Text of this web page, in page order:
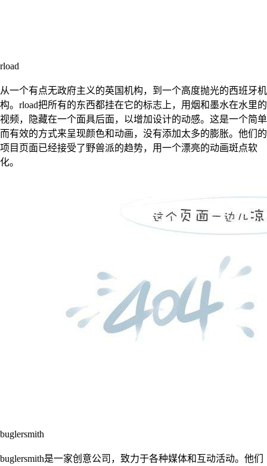
rload
从一个有点无政府主义的英国机构，到一个高度抛光的西班牙机
构。rload把所有的东西都挂在它的标志上，用烟和墨水在水里的
视频，隐藏在一个面具后面，以增加设计的动感。这是一个简单
而有效的方式来呈现颜色和动画，没有添加太多的膨胀。他们的
项目页面已经接受了野兽派的趋势，用一个漂亮的动画斑点软
化。
buglersmith
buglersmith是一家创意公司，致力于各种媒体和互动活动。他们